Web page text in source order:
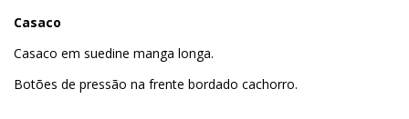
Casaco
Casaco em suedine manga longa.
Botões de pressão na frente bordado cachorro.